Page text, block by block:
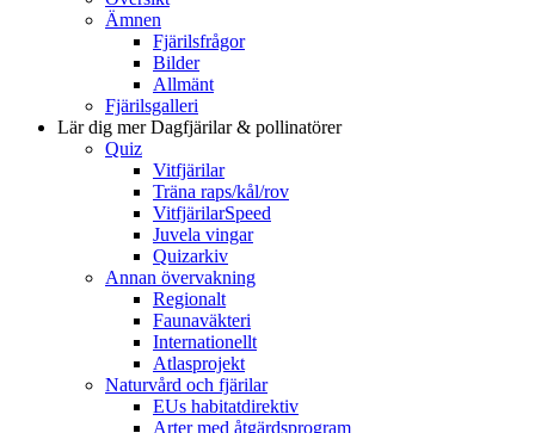
Ämnen
Fjärilsfrågor
Bilder
Allmänt
Fjärilsgalleri
Lär dig merDagfjärilar & pollinatörer
Quiz
Vitfjärilar
Träna raps/kål/rov
VitfjärilarSpeed
Juvela vingar
Quizarkiv
Annan övervakning
Regionalt
Faunaväkteri
Internationellt
Atlasprojekt
Naturvård och fjärilar
EUs habitatdirektiv
Arter med åtgärdsprogram